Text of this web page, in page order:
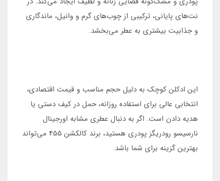
نت‌های پایانی، ترکیبی از چوب‌های گرم و وانیل، ماندگاری
و جذابیت بیشتری به عطر می‌بخشد.
این ادکلن کوچک به دلیل حجم مناسب و قیمت اقتصادی،
انتخابی عالی برای استفاده روزانه، حمل در کیف دستی یا
هدیه دادن است. اگر به دنبال عطری مشابه اورجینال
نارسیسو رودریگز پودری هستید، برند کالکشن 455 می‌تواند
بهترین گزینه برای شما باشد.